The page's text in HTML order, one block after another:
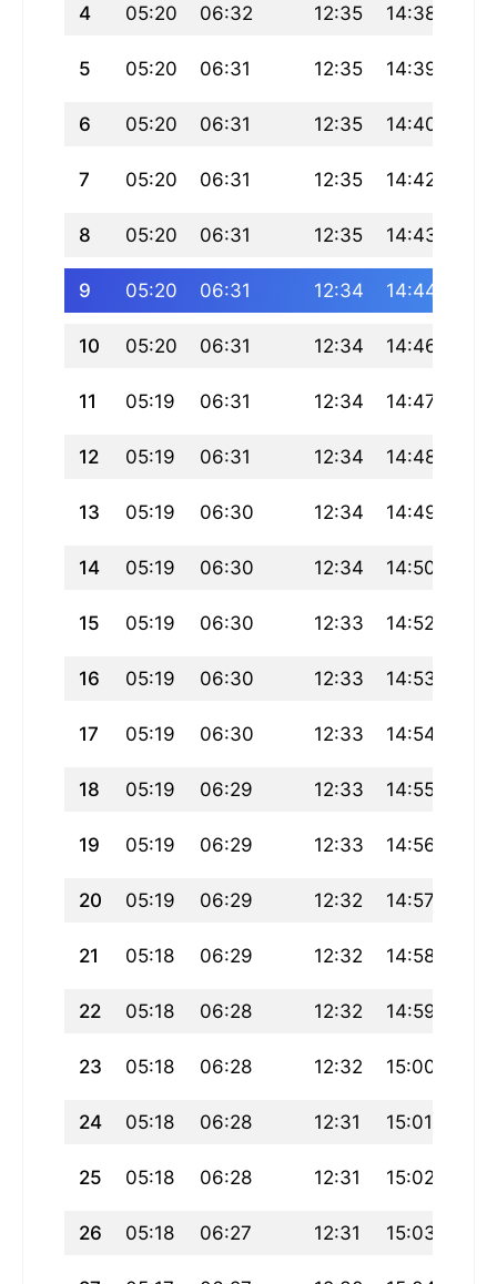
4 05:20 06:32 12:35 14:38
5 05:20 06:31 12:35 14:39
6 05:20 06:31 12:35 14:40
7 05:20 06:31 12:35 14:42
8 05:20 06:31 12:35 14:43
9 05:20 06:31 12:34 14:44
10 05:20 06:31 12:34 14:46
11 05:19 06:31 12:34 14:47
12 05:19 06:31 12:34 14:48
13 05:19 06:30 12:34 14:49
14 05:19 06:30 12:34 14:50
15 05:19 06:30 12:33 14:52
16 05:19 06:30 12:33 14:53
17 05:19 06:30 12:33 14:54
18 05:19 06:29 12:33 14:55
19 05:19 06:29 12:33 14:56
20 05:19 06:29 12:32 14:57
21 05:18 06:29 12:32 14:58
22 05:18 06:28 12:32 14:59
23 05:18 06:28 12:32 15:00
24 05:18 06:28 12:31 15:01
25 05:18 06:28 12:31 15:02
26 05:18 06:27 12:31 15:03